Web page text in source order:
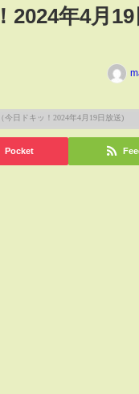
2024年4月19
Pocket